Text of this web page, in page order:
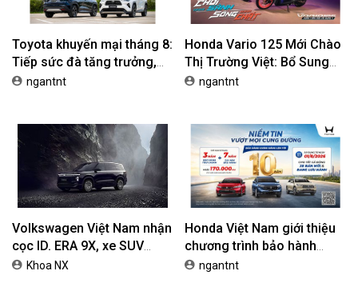
Toyota khuyến mại tháng 8:
Tiếp sức đà tăng trưởng,
tối ưu chi phí mua xe
ngantnt
Honda Vario 125 Mới Chào
Thị Trường Việt: Bổ Sung
Phiên Bản Street, Giá Từ
ngantnt
Volkswagen Việt Nam nhận
cọc ID. ERA 9X, xe SUV
EREV dự kiến giá dưới 3 tỷ
Khoa NX
Honda Việt Nam giới thiệu
chương trình bảo hành
chính hãng lên tới 10 năm
ngantnt